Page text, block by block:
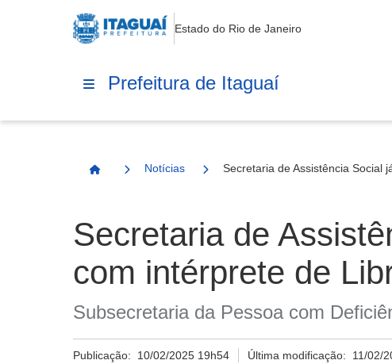
Estado do Rio de Janeiro
Prefeitura de Itaguaí
Página Inicial
Notícias Secretaria de Assistência Social
Secretaria de
com intérprete de
Subsecretaria da Pessoa com
Publicação: 10/02/2025 19h54 Última modificação: 11/02/